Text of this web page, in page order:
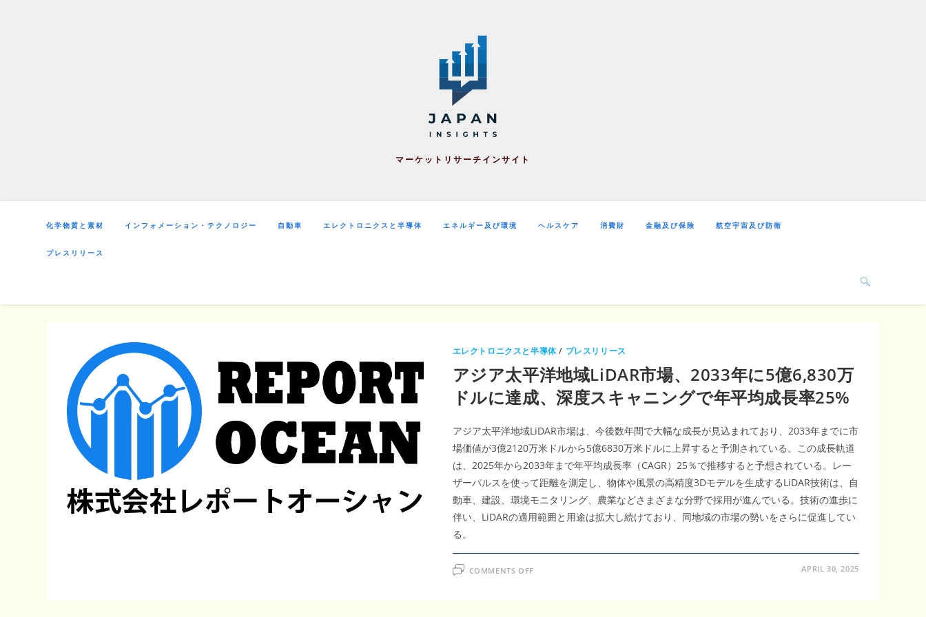
マーケットリサーチインサイト
化学物質と素材 インフォメーション・テクノロジー 自動車 エレクトロニクスと半導体 エネルギー及び環境 ヘルスケア 消費財 金融及び保険 航空宇宙及び防衛
プレスリリース
エレクトロニクスと半導体/ プレスリリース
アジア太平洋地域LiDAR市場、2033年に5億6,830万
ドルに達成、深度スキャニングで年平均成長率25%
アジア太平洋地域LiDAR市場は、今後数年間で大幅な成長が見込まれており、2033年までに市
場価値が3億2120万米ドルから5億6830万米ドルに上昇すると予測されている。この成長軌道
は、2025年から2033年まで年平均成長率（CAGR）25％で推移すると予想されている。レー
ザーパルスを使って距離を測定し、物体や風景の高精度3Dモデルを生成するLiDAR技術は、自
動車、建設、環境モニタリング、農業などさまざまな分野で採用が進んでいる。技術の進歩に
伴い、LiDARの適用範囲と用途は拡大し続けており、同地域の市場の勢いをさらに促進してい
る。
COMMENTS OFFON APRIL 30, 2025